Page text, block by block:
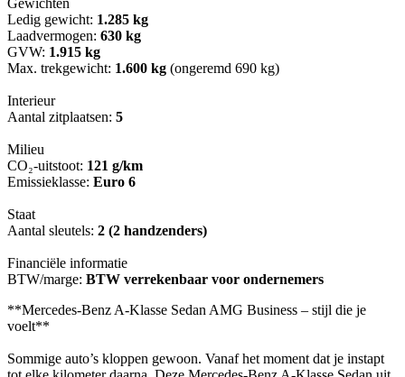
Gewichten
Ledig gewicht: 1.285 kg
Laadvermogen: 630 kg
GVW: 1.915 kg
Max. trekgewicht: 1.600 kg (ongeremd 690 kg)
Interieur
Aantal zitplaatsen: 5
Milieu
CO₂-uitstoot: 121 g/km
Emissieklasse: Euro 6
Staat
Aantal sleutels: 2 (2 handzenders)
Financiële informatie
BTW/marge: BTW verrekenbaar voor ondernemers
**Mercedes-Benz A-Klasse Sedan AMG Business – stijl die je
voelt**
Sommige auto’s kloppen gewoon. Vanaf het moment dat je instapt